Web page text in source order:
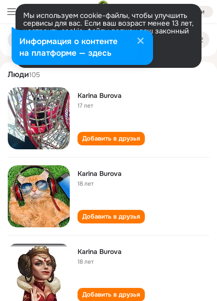
Войти
Мы используем cookie-файлы, чтобы улучшить
сервисы для вас. Если ваш возраст менее 13 лет,
настроить cookie-файлы должен ваш законный
представитель. Больше информации
Разрешить все Настроить
Поиск
людям
karina burova
Люди105
Karina Burova
17 лет
Добавить в друзья
Karina Burova
18 лет
Добавить в друзья
Karina Burova
18 лет
Добавить в друзья
Информация о контенте
на платформе — здесь